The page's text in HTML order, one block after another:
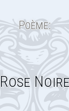
Poème:
Rose